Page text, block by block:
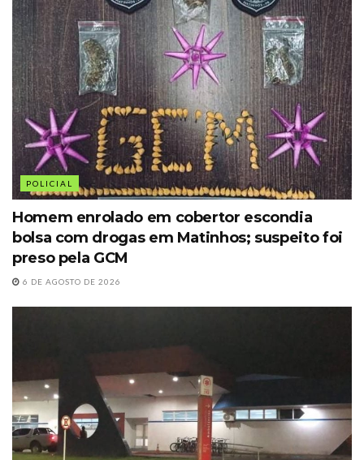
POLICIAL
Homem enrolado em cobertor escondia
bolsa com drogas em Matinhos; suspeito foi
preso pela GCM
6 DE AGOSTO DE 2026